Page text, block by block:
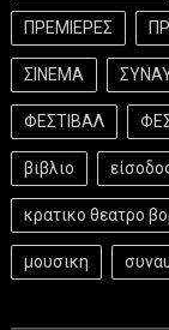
ΠΡΕΜΙΕΡΕΣ
ΣΙΝΕΜΑ
ΦΕΣΤΙΒΑΛ
βιβλιο
κρατικο θεατρο
μουσικη